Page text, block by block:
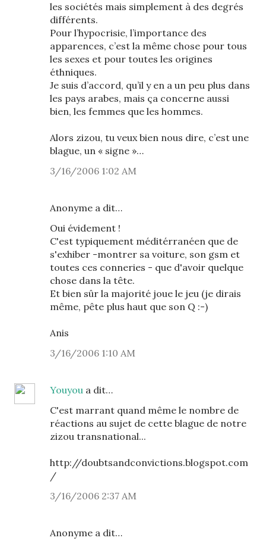
les sociétés mais simplement à des degrés
différents.
Pour l’hypocrisie, l’importance des
apparences, c’est la même chose pour tous
les sexes et pour toutes les origines
éthniques.
Je suis d’accord, qu’il y en a un peu plus dans
les pays arabes, mais ça concerne aussi
bien, les femmes que les hommes.
Alors zizou, tu veux bien nous dire, c’est une
blague, un « signe »…
3/16/2006 1:02 AM
Anonyme a dit…
Oui évidement !
C'est typiquement méditérranéen que de
s'exhiber -montrer sa voiture, son gsm et
toutes ces conneries - que d'avoir quelque
chose dans la tête.
Et bien sûr la majorité joue le jeu (je dirais
même, pête plus haut que son Q :-)
Anis
3/16/2006 1:10 AM
Youyou a dit…
C'est marrant quand même le nombre de
réactions au sujet de cette blague de notre
zizou transnational...
http://doubtsandconvictions.blogspot.com
/
3/16/2006 2:37 AM
Anonyme a dit…